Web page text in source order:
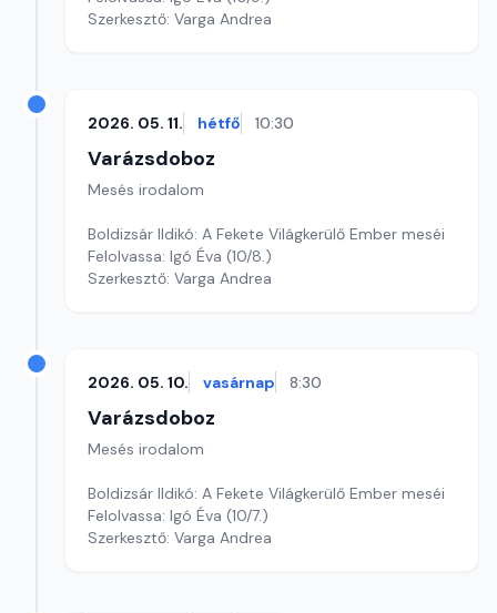
Szerkesztő: Varga Andrea
2026. 05. 11. hétfő 10:30
Varázsdoboz
Mesés irodalom
Boldizsár Ildikó: A Fekete Világkerülő Ember meséi
Felolvassa: Igó Éva (10/8.)
Szerkesztő: Varga Andrea
2026. 05. 10. vasárnap 8:30
Varázsdoboz
Mesés irodalom
Boldizsár Ildikó: A Fekete Világkerülő Ember meséi
Felolvassa: Igó Éva (10/7.)
Szerkesztő: Varga Andrea